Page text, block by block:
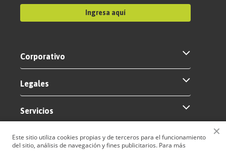
Este sitio utiliza cookies propias y de terceros para el funcionamiento
del sitio, análisis de navegación y fines publicitarios. Para más
✕
Ingresa aquí
Corporativo
Legales
Servicios
Nuestros medios de pago